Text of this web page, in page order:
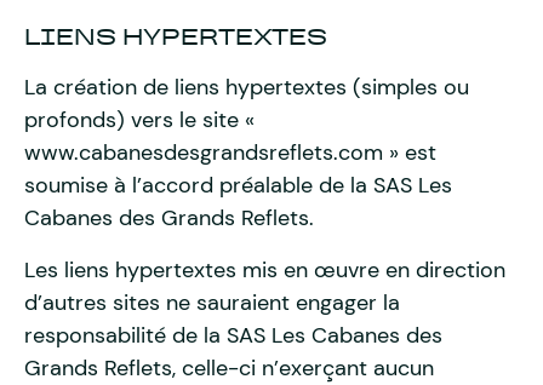
LIENS HYPERTEXTES
La création de liens hypertextes (simples ou
profonds) vers le site «
www.cabanesdesgrandsreflets.com » est
soumise à l’accord préalable de la SAS Les
Cabanes des Grands Reflets.
Les liens hypertextes mis en œuvre en direction
d’autres sites ne sauraient engager la
responsabilité de la SAS Les Cabanes des
Grands Reflets, celle-ci n’exerçant aucun